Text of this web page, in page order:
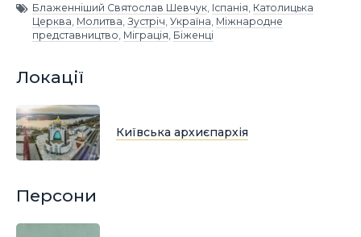
Блаженніший Святослав Шевчук Іспанія Католицька
Церква Молитва Зустріч Україна Міжнародне
представництво Міграція Біженці
Локації
Київська архиєпархія
Персони